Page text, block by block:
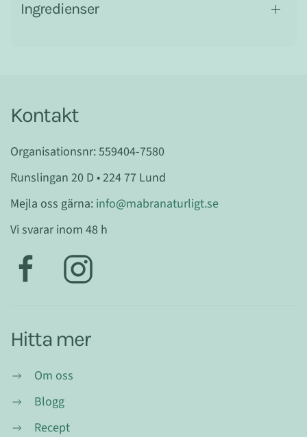
Ingredienser
Kontakt
Organisationsnr: 559404-7580
Runslingan 20 D • 224 77 Lund
Mejla oss gärna: info@mabranaturligt.se
Vi svarar inom 48 h
Hitta mer
Om oss
Blogg
Recept